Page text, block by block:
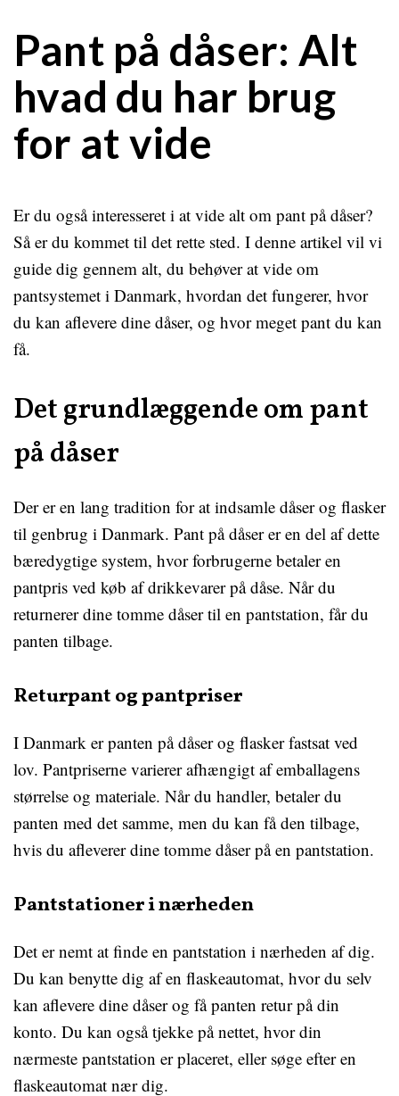
Pant på dåser: Alt
hvad du har brug
for at vide
Er du også interesseret i at vide alt om pant på dåser?
Så er du kommet til det rette sted. I denne artikel vil vi
guide dig gennem alt, du behøver at vide om
pantsystemet i Danmark, hvordan det fungerer, hvor
du kan aflevere dine dåser, og hvor meget pant du kan
få.
Det grundlæggende om pant
på dåser
Der er en lang tradition for at indsamle dåser og flasker
til genbrug i Danmark. Pant på dåser er en del af dette
bæredygtige system, hvor forbrugerne betaler en
pantpris ved køb af drikkevarer på dåse. Når du
returnerer dine tomme dåser til en pantstation, får du
panten tilbage.
Returpant og pantpriser
I Danmark er panten på dåser og flasker fastsat ved
lov. Pantpriserne varierer afhængigt af emballagens
størrelse og materiale. Når du handler, betaler du
panten med det samme, men du kan få den tilbage,
hvis du afleverer dine tomme dåser på en pantstation.
Pantstationer i nærheden
Det er nemt at finde en pantstation i nærheden af dig.
Du kan benytte dig af en flaskeautomat, hvor du selv
kan aflevere dine dåser og få panten retur på din
konto. Du kan også tjekke på nettet, hvor din
nærmeste pantstation er placeret, eller søge efter en
flaskeautomat nær dig.